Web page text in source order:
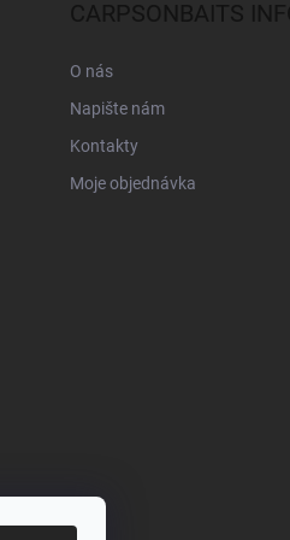
CARPSONBAITS INFO
O nás
Napište nám
Kontakty
Moje objednávka